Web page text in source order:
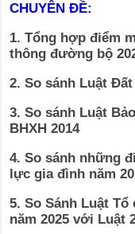
CHUYÊN ĐỀ:
1. Tổng hợp điểm
thông đường bộ
2. So sánh Luật
3. So sánh Luật
BHXH 2014
4. So sánh những
lực gia đình năm
5. So Sánh Luật
năm 2025 với Luật